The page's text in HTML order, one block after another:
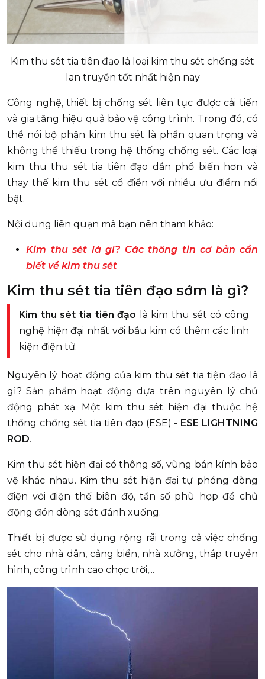
Kim thu sét tia tiên đạo là loại kim thu sét chống sét
lan truyền tốt nhất hiện nay
Công nghệ, thiết bị chống sét liên tục được cải tiến
và gia tăng hiệu quả bảo vệ công trình. Trong đó, có
thể nói bộ phận kim thu sét là phần quan trọng và
không thể thiếu trong hệ thống chống sét. Các loại
kim thu thu sét tia tiên đạo dần phổ biến hơn và
thay thế kim thu sét cổ điển với nhiều ưu điểm nổi
bật.
Nội dung liên quạn mà bạn nên tham khảo:
Kim thu sét là gì? Các thông tin cơ bản cần
biết về kim thu sét
Kim thu sét tia tiên đạo sớm là gì?
Kim thu sét tia tiên đạo là kim thu sét có công
nghệ hiện đại nhất với bầu kim có thêm các linh
kiện điện tử.
Nguyên lý hoạt động của kim thu sét tia tiện đạo là
gì? Sản phẩm hoạt động dựa trên nguyên lý chủ
động phát xạ. Một kim thu sét hiện đại thuộc hệ
thống chống sét tia tiên đạo (ESE) - ESE LIGHTNING
ROD.
Kim thu sét hiện đại có thông số, vùng bán kính bảo
vệ khác nhau. Kim thu sét hiện đại tự phóng dòng
điện với điện thế biên độ, tần số phù hợp để chủ
động đón dòng sét đánh xuống.
Thiết bị được sử dụng rộng rãi trong cả việc chống
sét cho nhà dân, cảng biển, nhà xưởng, tháp truyền
hình, công trình cao chọc trời,...